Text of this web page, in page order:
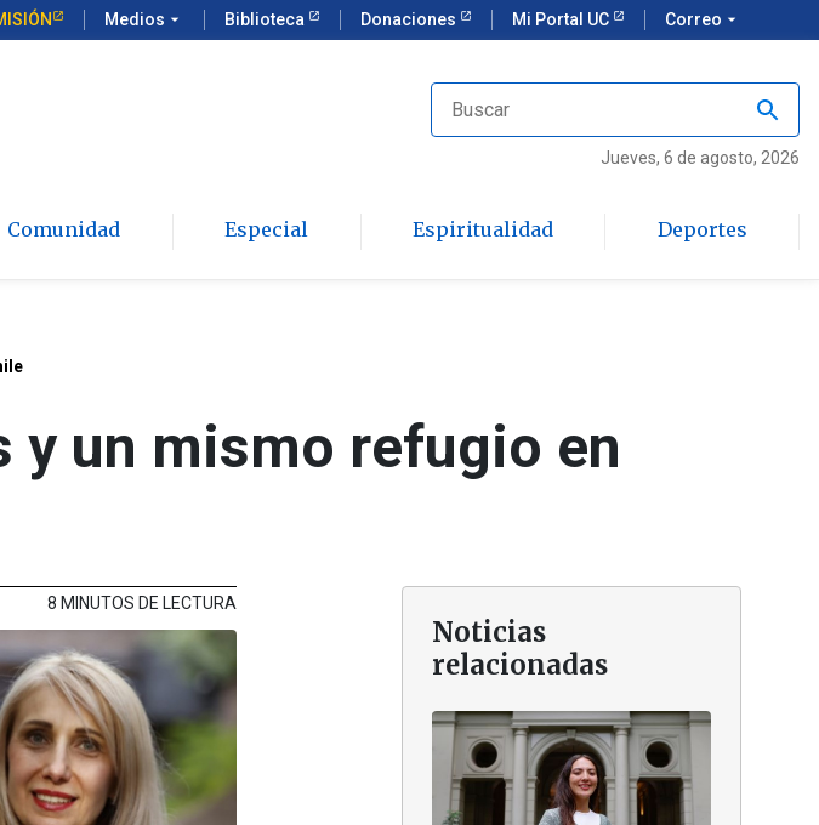
Medios arrow_drop_down Biblioteca Donaciones Mi Portal UC Correo arrow_drop_down
Jueves, 6 de agosto, 2026
Comunidad Especial Espiritualidad Deportes
y un mismo refugio en
8 MINUTOS DE LECTURA
Noticias
relacionadas